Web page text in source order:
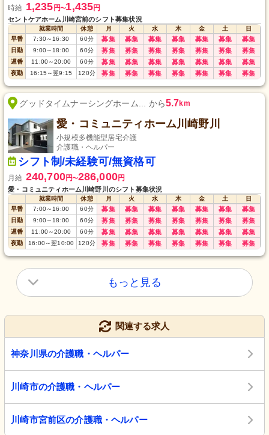
時給 1,235 円〜1,435円
セントケアホーム川崎宮前のシフト募集状況
就業時間 休憩 月 火 水 木 金 土
日
早番
7:30～16:30 60分 募集 募集 募集 募集 募集 募集 募集
日勤 9:00～18:00 60分 募集 募集 募集 募集 募集 募集 募集
遅番 11:00～20:00 60分 募集 募集 募集 募集 募集 募集 募集
夜勤 16:15 ～翌9:15 120分 募集 募集 募集 募集 募集 募集 募集
グッドタイムナーシングホーム... から5.7km
愛・コミュニティホーム川崎野川
小規模多機能型居宅介護
介護職・ヘルパー
シフト制/未経験可/無資格可
月給 240,700円〜286,000円
愛・コミュニティホーム川崎野川のシフト募集状況
就業時間 休憩 月 火 水 木 金 土
日
早番
7:00～16:00 60分 募集 募集 募集 募集 募集 募集 募集
日勤 9:00～18:00 60分 募集 募集 募集 募集 募集 募集 募集
遅番 11:00～20:00 60分 募集 募集 募集 募集 募集 募集 募集
夜勤 16:00～翌10:00 120分 募集 募集 募集 募集 募集 募集 募集
もっと見る
関連する求人
神奈川県の介護職・ヘルパー
川崎市の介護職・ヘルパー
川崎市宮前区の介護職・ヘルパー